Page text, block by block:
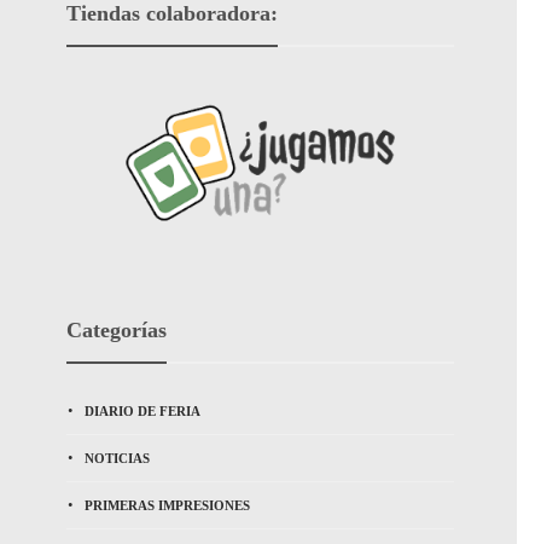
Tiendas colaboradora:
Categorías
DIARIO DE FERIA
NOTICIAS
PRIMERAS IMPRESIONES